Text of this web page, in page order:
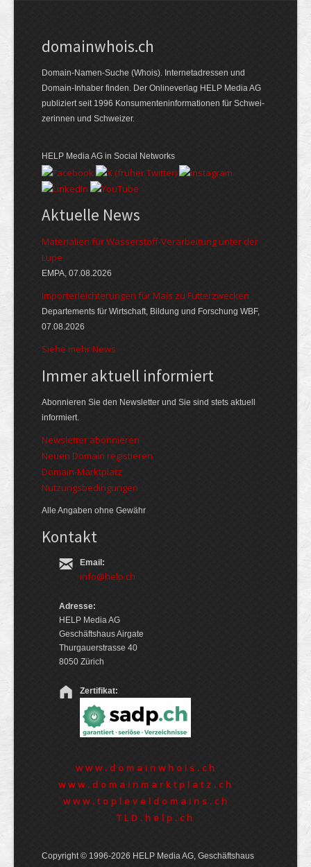
domainwhois.ch
Domain-Namen-Suche (Whois). Internet­adressen und
Domain-Inhaber finden. Der Online­verlag HELP Media AG
publiziert seit 1996 Konsumenten­informationen für Schwei­
zerinnen und Schweizer.
HELP Media AG in Social Networks
Aktuelle News
Materialien für Wasserstoff-Verarbeitung unter der
Lupe
EMPA, 07.08.2026
Importerleichterungen für Mais zu Futterzwecken
Departements für Wirtschaft, Bildung und Forschung WBF,
07.08.2026
Siehe mehr News
Immer aktuell informiert
Abonnieren Sie den Newsletter und Sie sind stets aktuell
informiert.
Newsletter abonnieren
Neuen Domain registieren
Domain-Marktplatz
Nutzungsbedingungen
Alle Angaben ohne Gewähr
Kontakt
Email:
info@help.ch
Adresse:
HELP Media AG
Geschäftshaus Airgate
Thurgauerstrasse 40
8050 Zürich
Zertifikat:
www.domainwhois.ch
www.domainmarktplatz.ch
www.topleveldomains.ch
TLD.help.ch
Copyright © 1996-2026 HELP Media AG, Geschäftshaus